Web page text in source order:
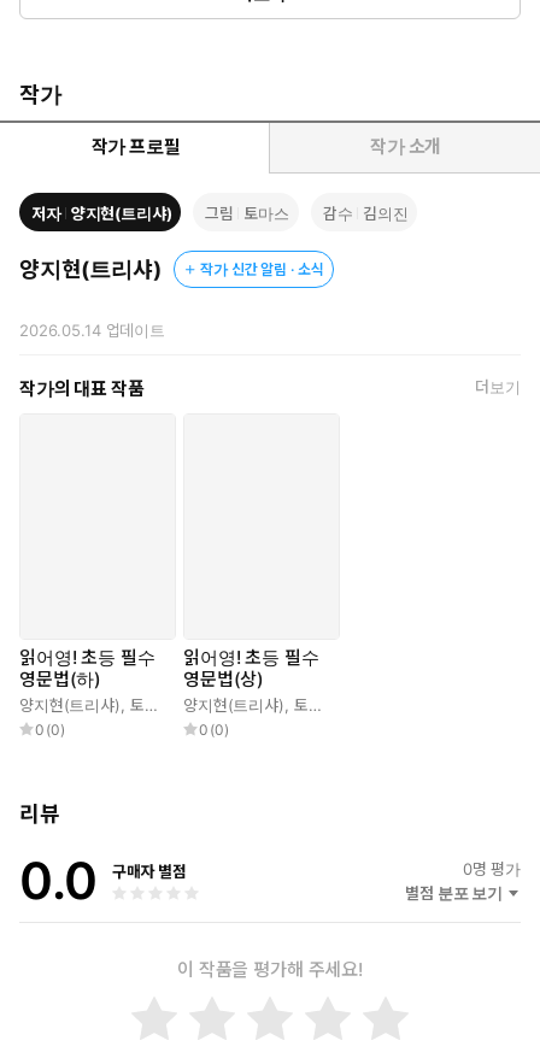
작가
작가 프로필 작가 소개
저자 양지현(트리샤) 그림 토마스 감수 김의진
양지현(트리샤) 작가 신간 알림 · 소식
2026.05.14업데이트
작가의 대표 작품 더보기
읽어영! 초등 필수
영문법(하)
양지현(트리샤), 토마스 ,김의진
0 (0)
읽어영! 초등 필수
영문법(상)
양지현(트리샤), 토마스
0 (0)
리뷰
0.0 구매자 별점 0명 평가
별점 분포 보기
이 작품을 평가해 주세요!